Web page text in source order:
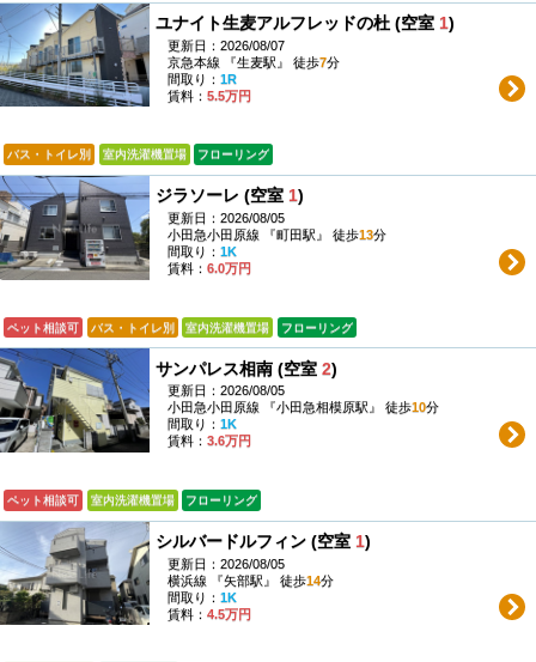
ユナイト生麦アルフレッドの杜 (空室 1)
更新日：2026/08/07
京急本線 『生麦駅』 徒歩7分
間取り： 1R
賃料： 5.5万円
バス・トイレ別 室内洗濯機置場 フローリング
ジラソーレ (空室 1)
更新日：2026/08/05
小田急小田原線 『町田駅』 徒歩13分
間取り： 1K
賃料： 6.0万円
ペット相談可 バス・トイレ別 室内洗濯機置場 フローリング
サンパレス相南 (空室 2)
更新日：2026/08/05
小田急小田原線 『小田急相模原駅』 徒歩10分
間取り： 1K
賃料： 3.6万円
ペット相談可 室内洗濯機置場 フローリング
シルバードルフィン (空室 1)
更新日：2026/08/05
横浜線 『矢部駅』 徒歩14分
間取り： 1K
賃料： 4.5万円